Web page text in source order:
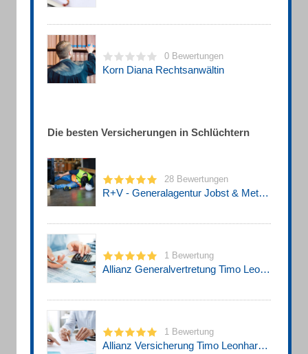
0 Bewertungen
Korn Diana Rechtsanwältin
Die besten Versicherungen in Schlüchtern
28 Bewertungen
R+V - Generalagentur Jobst & Methfessel OHG
1 Bewertung
Allianz Generalvertretung Timo Leonhardt
1 Bewertung
Allianz Versicherung Timo Leonhardt Generalvertretung in Schlüchtern